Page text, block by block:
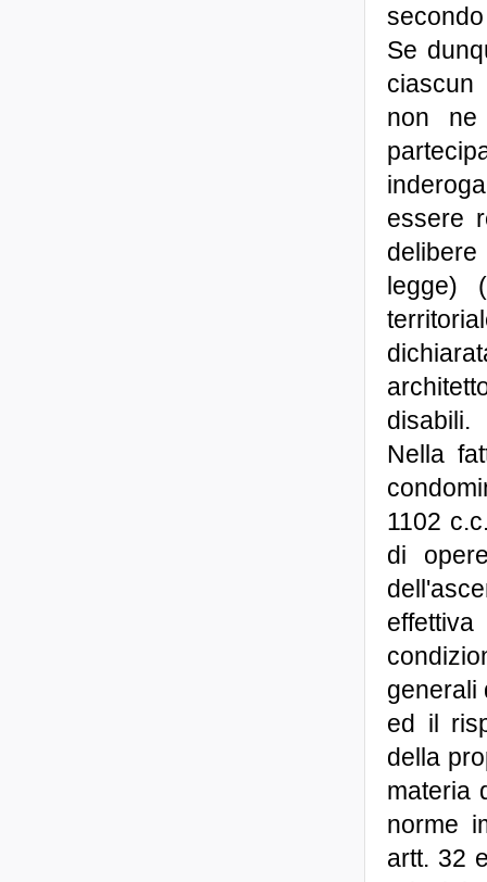
Se
ciascun
non ne
essere
legge)
disabili.
Nella
1102
di
generali
ed il
della
materia
norme
artt. 32